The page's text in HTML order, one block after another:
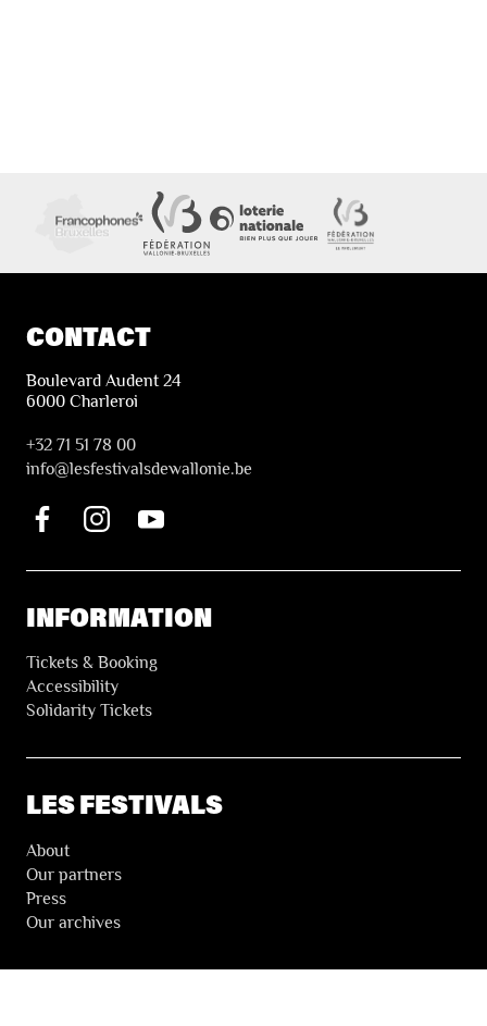
CONTACT
Boulevard Audent 24
6000 Charleroi
+32 71 51 78 00
info@lesfestivalsdewallonie.be
INFORMATION
Tickets & Booking
Accessibility
Solidarity Tickets
LES FESTIVALS
About
Our partners
Press
Our archives